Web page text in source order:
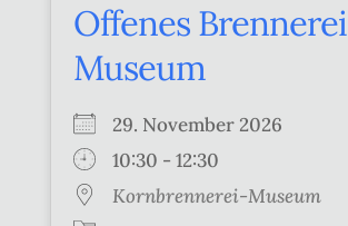
Offenes Brennerei
Museum
29. November 2026
10:30 - 12:30
Kornbrennerei-Museum